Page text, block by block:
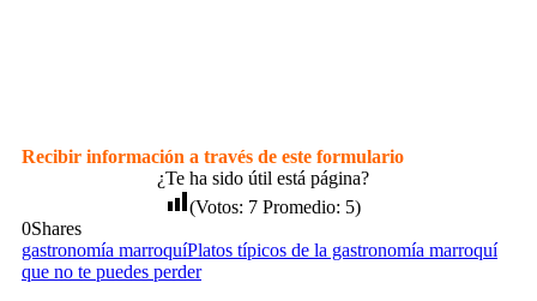
Recibir información a través de este formulario
¿Te ha sido útil está página?
(Votos: 7Promedio: 5)
0Shares
gastronomía marroquíPlatos típicos de la gastronomía marroquí
que no te puedes perder